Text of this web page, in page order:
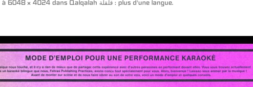
à 6048 × 4024 dans Qalqalah قلقلة : plus d’une langue.